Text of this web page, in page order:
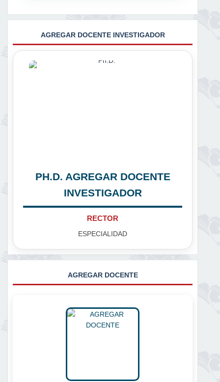
AGREGAR DOCENTE INVESTIGADOR
PH.D. AGREGAR DOCENTE
INVESTIGADOR
RECTOR
ESPECIALIDAD
AGREGAR DOCENTE